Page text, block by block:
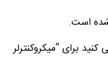
است.
برای “میکروکنترلر